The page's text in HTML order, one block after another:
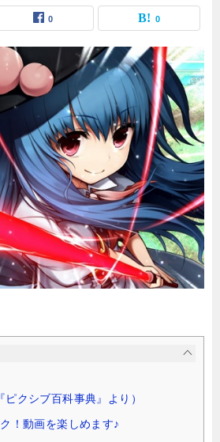
0 0
クシブ百科事典』より）
！動画を楽しめます♪